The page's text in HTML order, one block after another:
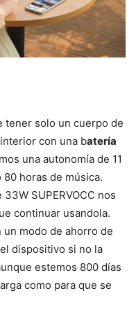
tener solo un cuerpo de
con una batería
una autonomía de 11
horas de música.
SUPERVOCC nos
continuar usandola.
un modo de ahorro de
dispositivo si no la
estemos 800 días
como para que se